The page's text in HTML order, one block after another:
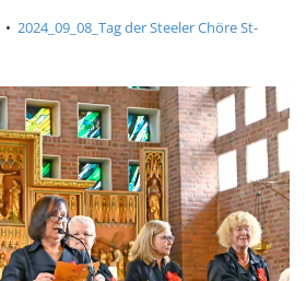
• 2024_09_08_Tag der Steeler Chöre St-